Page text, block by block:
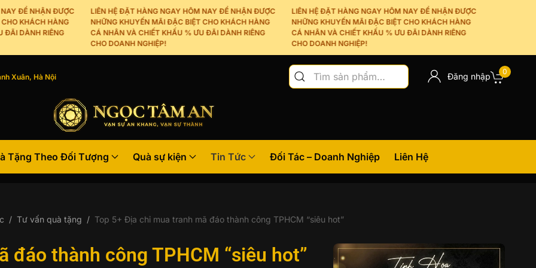
ĐỂ NHẬN ĐƯỢC
KHÁCH HÀNG
DÀNH RIÊNG
LIÊN HỆ ĐẶT HÀNG NGAY HÔM NAY ĐỂ NHẬN ĐƯỢC
NHỮNG KHUYẾN MÃI ĐẶC BIỆT CHO KHÁCH HÀNG
CÁ NHÂN VÀ CHIẾT KHẤU % ƯU ĐÃI DÀNH RIÊNG
CHO DOANH NGHIỆP!
LIÊN HỆ ĐẶT HÀNG NGAY HÔM NAY ĐỂ NHẬN ĐƯỢC
NHỮNG KHUYẾN MÃI ĐẶC BIỆT CHO KHÁCH HÀNG
CÁ NHÂN VÀ CHIẾT KHẤU % ƯU ĐÃI DÀNH RIÊNG
CHO DOANH NGHIỆP!
Tặng Theo Đối Tượng Quà sự kiện Tin Tức Đối Tác – Doanh Nghiệp Liên Hệ
Xuân, Hà Nội
Tìm
kiếm:
Đăng nhập 0
Tư vấn quà tặng Top 5+ Địa chỉ mua tranh mã đáo thành công TPHCM “siêu hot”
đáo thành công TPHCM “siêu hot”